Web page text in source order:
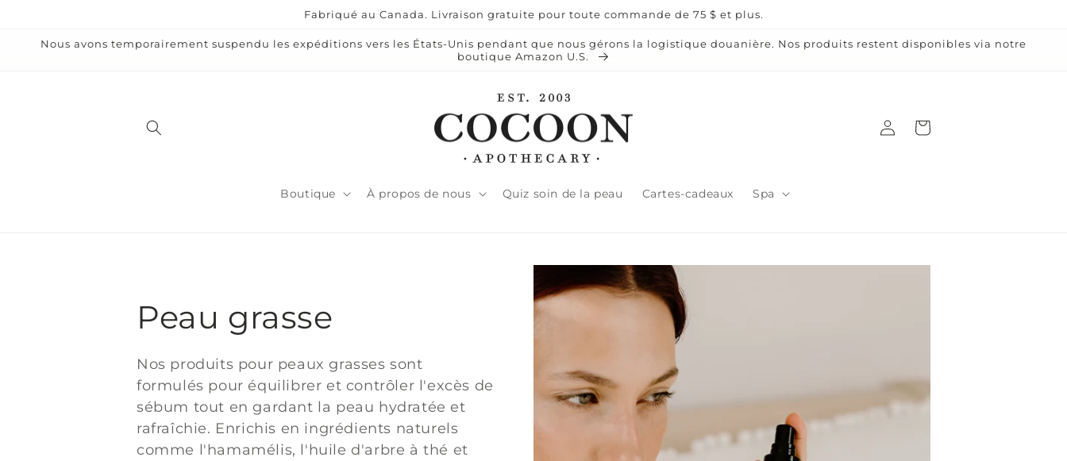
contenu
Fabriqué au Canada. Livraison gratuite pour toute commande de 75 $ et plus.
Nous avons temporairement suspendu les expéditions vers les États-Unis pendant que nous gérons la logistique douanière. Nos produits restent disponibles via notre
boutique Amazon U.S.
Boutique À propos de nous Quiz soin de la peau Cartes-cadeaux Spa
ConnexionPanier
C
o
l
l
Peau grasse
Nos produits pour peaux grasses sont
formulés pour équilibrer et contrôler l'excès de
sébum tout en gardant la peau hydratée et
rafraîchie. Enrichis en ingrédients naturels
comme l'hamamélis, l'huile d'arbre à thé et